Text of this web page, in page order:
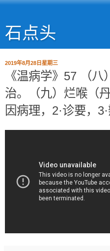
石点头
2019年8月28日星期三
《温病学》57 （
治。（九）烂喉（
因病理，2·诊要，